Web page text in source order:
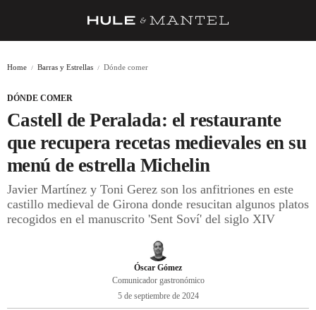
BARRAS Y ESTRELLAS
DÓNDE COMER
ÍDOLOS DE MESAS
CUADERNO DE VIAJE
Home Barras y Estrellas Dónde comer
DÓNDE COMER
Castell de Peralada: el restaurante
que recupera recetas medievales en su
menú de estrella Michelin
Javier Martínez y Toni Gerez son los anfitriones en este
castillo medieval de Girona donde resucitan algunos platos
recogidos en el manuscrito 'Sent Soví' del siglo XIV
Óscar Gómez
Comunicador gastronómico
5 de septiembre de 2024